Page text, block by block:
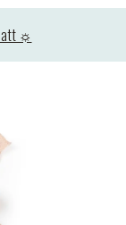
☼